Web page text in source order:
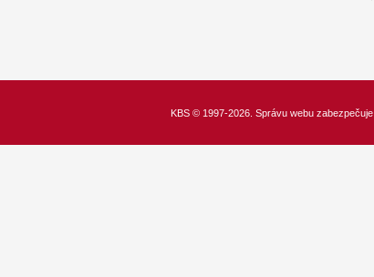
KBS © 1997-2026. Správu webu zabezpečuje